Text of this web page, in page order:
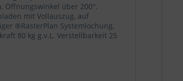
Öffnungswinkel über 200°.
mit Vollauszug, auf
®RasterPlan Systemlochung,
80 kg g.v.L. Verstellbarkeit 25